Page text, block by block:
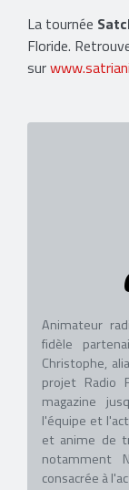
La tournée
Floride.
sur
Animateur
fidèle
Christophe,
projet Radio
magazine
l'équipe et
et anime de
notamment
consacrée à